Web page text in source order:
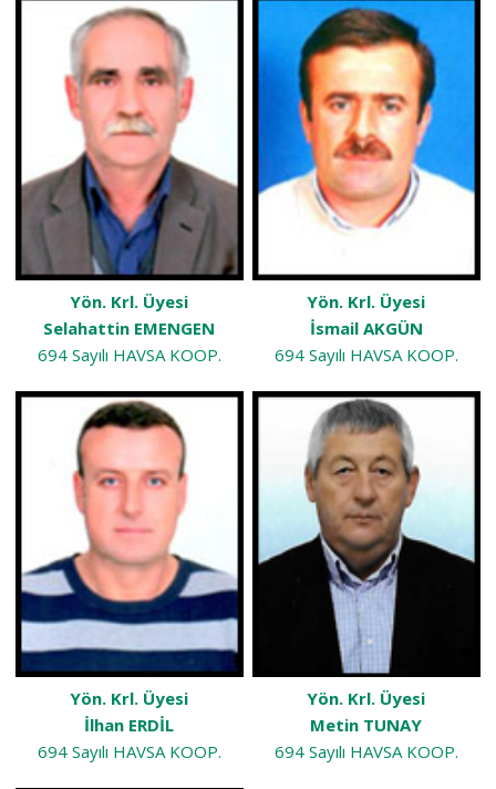
Yön. Krl. Üyesi
Selahattin EMENGEN
694 Sayılı HAVSA KOOP.
Yön. Krl. Üyesi
İsmail AKGÜN
694 Sayılı HAVSA KOOP.
Yön. Krl. Üyesi
İlhan ERDİL
694 Sayılı HAVSA KOOP.
Yön. Krl. Üyesi
Metin TUNAY
694 Sayılı HAVSA KOOP.